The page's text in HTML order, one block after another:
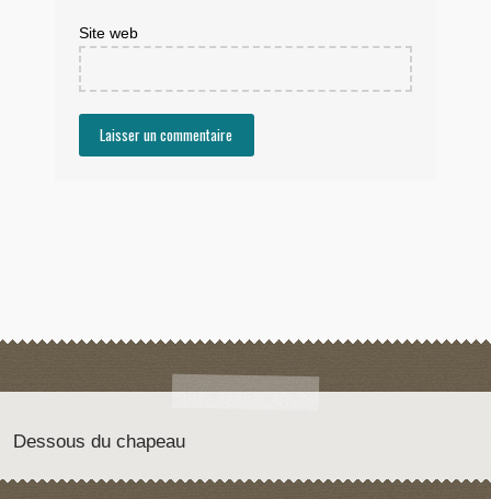
Site web
Dessous du chapeau